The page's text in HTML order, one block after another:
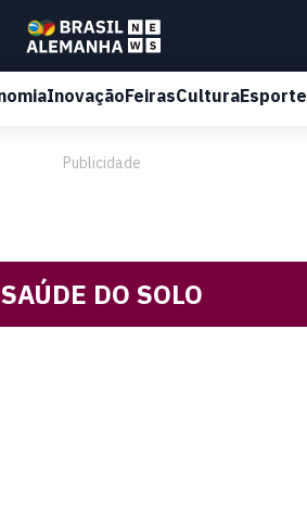
InovaçãoFeirasCulturaEsporte
Publicidade
SAÚDE DO SOLO